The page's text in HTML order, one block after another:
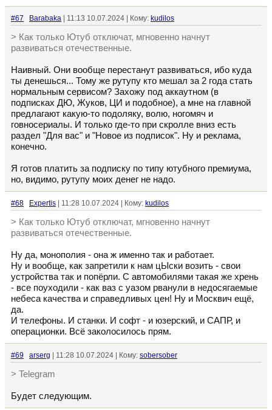
#67 Barabaka | 11:13 10.07.2024 | Кому: kudilos
> Как только Ютуб отключат, мгновенно начнут
развиваться отечественные.
Наивный. Они вообще перестанут развиваться, ибо куда
ты денешься... Тому же рутупу кто мешал за 2 года стать
нормальным сервисом? Захожу под аккаутном (в
подписках ДЮ, Жуков, ЦИ и подобное), а мне на главной
предлагают какую-то подоляку, волю, ногомяч и
говносериалы. И только где-то при скролле вниз есть
раздел "Для вас" и "Новое из подписок". Ну и реклама,
конечно.
Я готов платить за подписку по типу ютубного премиума,
но, видимо, рутупу моих денег не надо.
#68 Expertis | 11:28 10.07.2024 | Кому: kudilos
> Как только Ютуб отключат, мгновенно начнут
развиваться отечественные.
Ну да, монополия - она ж именно так и работает.
Ну и вообще, как запретили к нам цЫски возить - свои
устройства так и попёрли. С автомобилями такая же хрень
- все поуходили - как ваз с уазом рванули в недосягаемые
небеса качества и справедливых цен! Ну и Москвич ещё,
да.
И телефоны. И станки. И софт - и юзерский, и САПР, и
операционки. Всё заколосилось прям.
#69 arserg | 11:28 10.07.2024 | Кому: sobersober
> Telegram
Будет следующим.